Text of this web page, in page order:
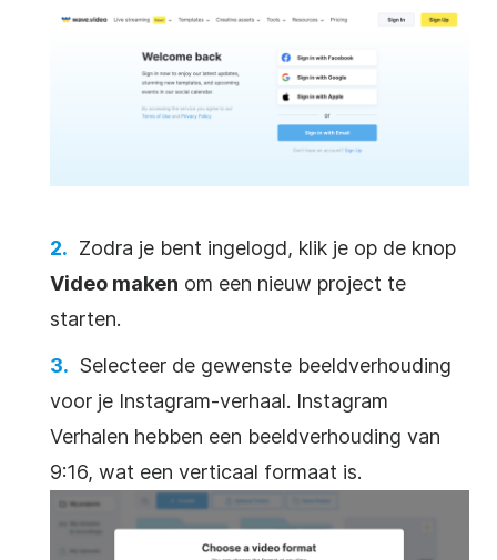
Zodra je bent ingelogd, klik je op de knop
Video maken om een nieuw project te
starten.
Selecteer de gewenste beeldverhouding
voor je Instagram-verhaal. Instagram
Verhalen hebben een beeldverhouding van
9:16, wat een verticaal formaat is.